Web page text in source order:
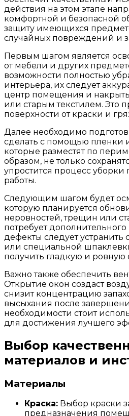
действия на этом этапе
комфортной и безопасной
защиту имеющихся
случайных повреждений и
Первым шагом является
от мебели и других
возможности полностью
интерьера, их следует
центр помещения и
или старым текстилем. Это
поверхности от краски и
Далее необходимо
сделать с помощью пленки
которые разместят по
образом, не только
упростится процесс
работы.
Следующим шагом будет
которую планируется
неровностей, трещин или
потребует
дефекты следует
или специальной
получить гладкую и ровную
Важно также обеспечить
Открытие окон создаст
снизит концентрацию
высыхания после
необходимости стоит
для достижения лучшего
Выбор
материалов и
Материалы
Краска: Выбор краски
предназначения